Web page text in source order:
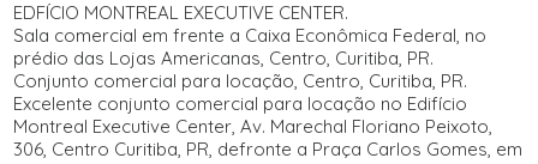
EDFÍCIO MONTREAL EXECUTIVE CENTER.
Sala comercial em frente a Caixa Econômica Federal, no
prédio das Lojas Americanas, Centro, Curitiba, PR.
Conjunto comercial para locação, Centro, Curitiba, PR.
Excelente conjunto comercial para locação no Edifício
Montreal Executive Center, Av. Marechal Floriano Peixoto,
306, Centro Curitiba, PR, defronte a Praça Carlos Gomes, em